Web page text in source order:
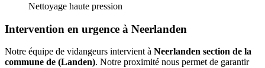
Nettoyage haute pression
Intervention en urgence à Neerlanden
Notre équipe de vidangeurs intervient à Neerlanden section de la
commune de (Landen). Notre proximité nous permet de garantir